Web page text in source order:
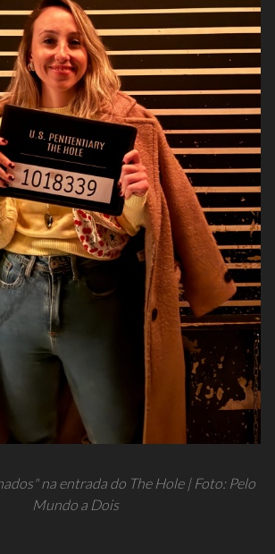
na entrada do The Hole | Foto: Pelo
Mundo a Dois